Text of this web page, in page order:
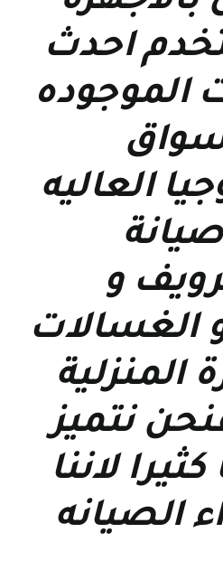
احدث
الموجوده
العاليه
و
الغسالات
المنزلية
نتميز
لاننا
الصيانه